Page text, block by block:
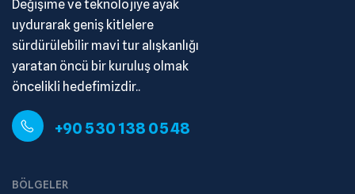
Değişime ve teknolojiye ayak
uydurarak geniş kitlelere
sürdürülebilir mavi tur alışkanlığı
yaratan öncü bir kuruluş olmak
öncelikli hedefimizdir..
+90 530 138 05 48
BÖLGELER